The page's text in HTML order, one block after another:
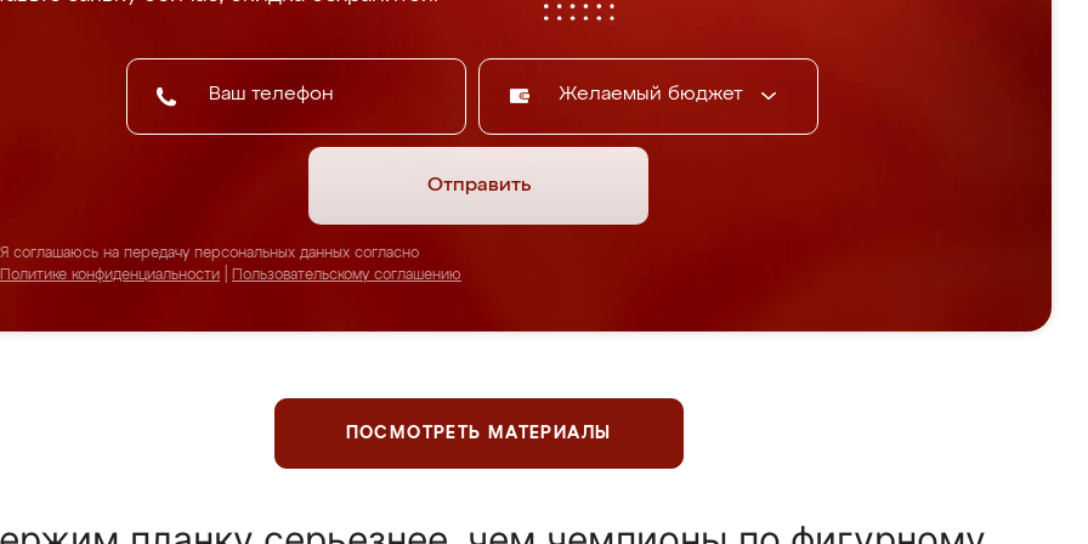
Желаемый бюджет
Отправить
Я соглашаюсь на передачу персональных данных согласно
Политике конфиденциальности
Пользовательскому соглашению
ПОСМОТРЕТЬ МАТЕРИАЛЫ